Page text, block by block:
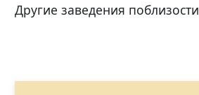
Другие заведения поблизости